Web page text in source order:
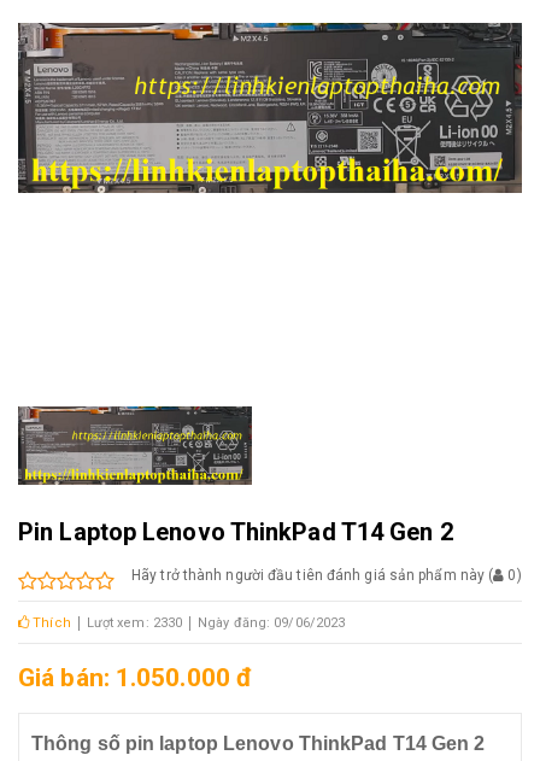
Pin Laptop Lenovo ThinkPad T14 Gen 2
Hãy trở thành người đầu tiên đánh giá sản phẩm này ( 0)
Thích Lượt xem: 2330 Ngày đăng: 09/06/2023
Giá bán: 1.050.000 đ
Thông số pin laptop Lenovo ThinkPad T14 Gen 2